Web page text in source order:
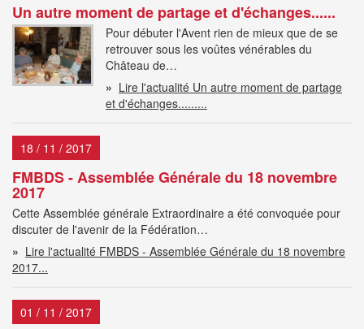
Un autre moment de partage et d'échanges......
Pour débuter l'Avent rien de mieux que de se
retrouver sous les voûtes vénérables du
Château de…
» Lire l'actualité Un autre moment de partage
et d'échanges.........
18 / 11 / 2017
FMBDS - Assemblée Générale du 18 novembre
2017
Cette Assemblée générale Extraordinaire a été convoquée pour
discuter de l'avenir de la Fédération…
» Lire l'actualité FMBDS - Assemblée Générale du 18 novembre
2017...
01 / 11 / 2017